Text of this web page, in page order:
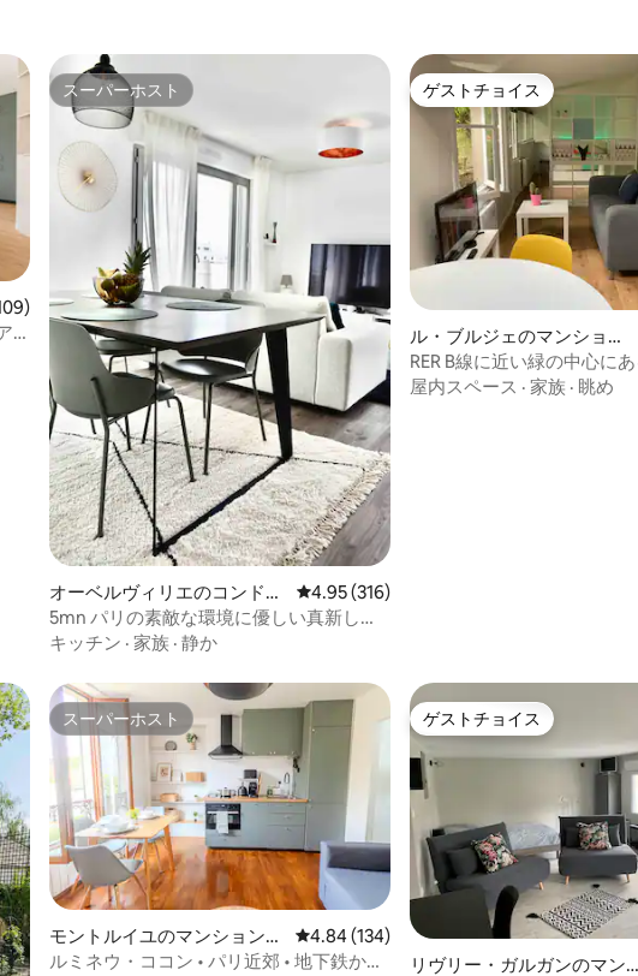
109件、5つ星中4.89つ星の平均評価
スーパーホスト
スーパーホスト
オーベルヴィリエのコンドミ
ニアム
レビュー316件、5つ星中4.95つ星の平均評
4.95 (316)
5mn パリの素敵な環境に優しい真新しい
日当たりの良いアパート - 4 *
キッチン · 家族 · 静か
ゲストチョイス
ゲストチョイス
ル・ブルジェのマンショ
ン・アパート
RER B線に近い緑の中心に
ルーム
屋内スペース · 家族 · 眺め
スーパーホスト
スーパーホスト
モントルイユのマンション・
アパート
レビュー134件、5つ星中4.84つ星の平均
4.84 (134)
ルミネウ・ココン • パリ近郊 • 地下鉄から
ゲストチョイス
ゲストチョイス
リヴリー・ガルガンのマンシ